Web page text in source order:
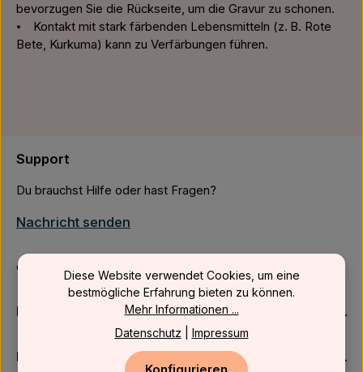
bevorzugen Sie die Rückseite, um die Gravur zu schonen.
⦁ Kontakt mit stark färbenden Lebensmitteln (z. B. Rote
Bete, Kurkuma) kann zu Verfärbungen führen.
Support
Du brauchst Hilfe oder hast Fragen?
Nachricht senden
oder über unser
Firmenkunden
Kundenservice
Diese Website verwendet Cookies, um eine
bestmögliche Erfahrung bieten zu können.
Mehr Informationen ...
Datenschutz
Impressum